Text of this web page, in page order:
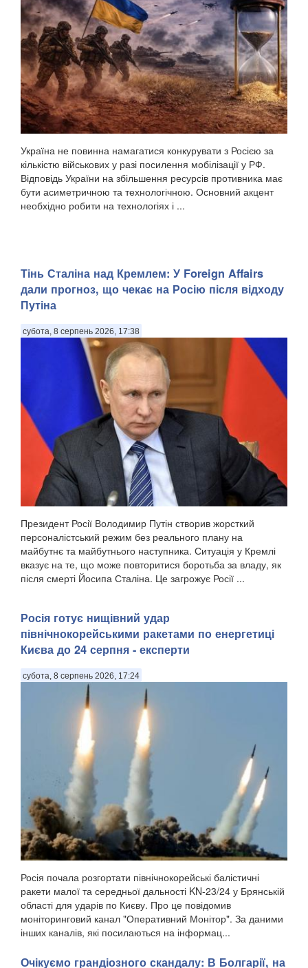
Україна не повинна намагатися конкурувати з Росією за
кількістю військових у разі посилення мобілізації у РФ.
Відповідь України на збільшення ресурсів противника має
бути асиметричною та технологічною. Основний акцент
необхідно робити на технологіях і ...
Тінь Сталіна над Кремлем: У Foreign Affairs
дали прогноз, що чекає на Росію після відходу
Путіна
субота, 8 серпень 2026, 17:38
Президент Росії Володимир Путін створив жорсткий
персоналістський режим без реального плану на
майбутнє та майбутнього наступника. Ситуація у Кремлі
вказує на те, що може повторитися боротьба за владу, як
після смерті Йосипа Сталіна. Це загрожує Росії ...
Росія готує нищівний удар
північнокорейськими ракетами по енергетиці
Києва до 24 серпня - експерти
субота, 8 серпень 2026, 17:24
Росія почала розгортати північнокорейські балістичні
ракети малої та середньої дальності KN-23/24 у Брянській
області для ударів по Києву. Про це повідомив
моніторинговий канал "Оперативний Монітор". За даними
інших каналів, які посилаються на інформац...
Очікуємо грандіозного скандалу: В Болгарії, на